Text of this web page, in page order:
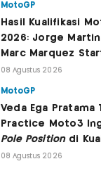
MotoGP
Hasil Kualifikasi
2026: Jorge Martin
Marc Marquez
08 Agustus 2026
MotoGP
Veda Ega Pratama
Practice Moto3
Pole Positiondi
08 Agustus 2026